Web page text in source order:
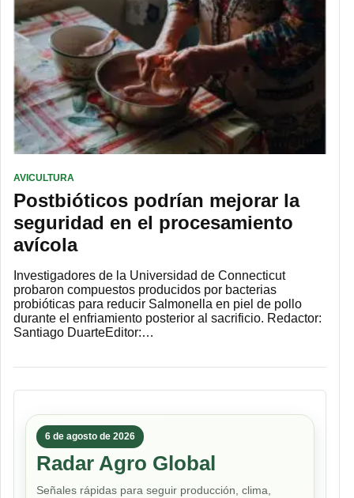
AVICULTURA
Postbióticos podrían mejorar la
seguridad en el procesamiento
avícola
Investigadores de la Universidad de Connecticut
probaron compuestos producidos por bacterias
probióticas para reducir Salmonella en piel de pollo
durante el enfriamiento posterior al sacrificio. Redactor:
Santiago DuarteEditor:…
6 de agosto de 2026
Radar Agro Global
Señales rápidas para seguir producción, clima,